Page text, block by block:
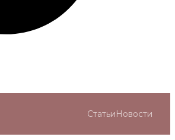
СтатьиНовости